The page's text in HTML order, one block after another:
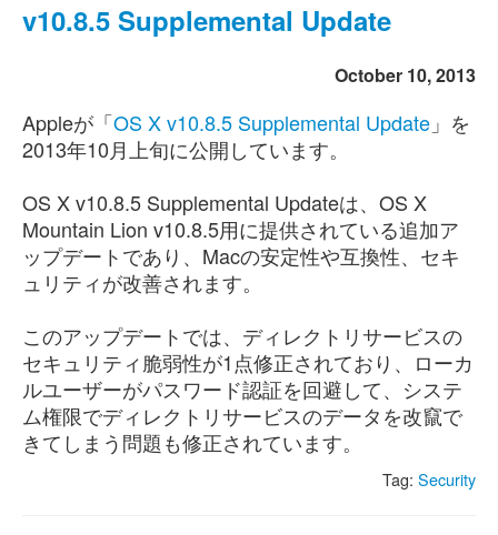
v10.8.5 Supplemental Update
October 10, 2013
Appleが「OS X v10.8.5 Supplemental Update 」を
2013年10月上旬に公開しています。
OS X v10.8.5 Supplemental Updateは、OS X
Mountain Lion v10.8.5用に提供されている追加ア
ップデートであり、Macの安定性や互換性、セキ
ュリティが改善されます。
このアップデートでは、ディレクトリサービスの
セキュリティ脆弱性が1点修正されており、ローカ
ルユーザーがパスワード認証を回避して、システ
ム権限でディレクトリサービスのデータを改竄で
きてしまう問題も修正されています。
Tag: Security